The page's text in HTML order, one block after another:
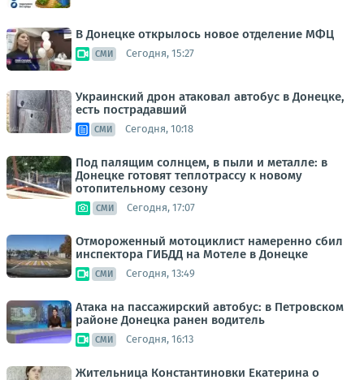
В Донецке открылось новое отделение МФЦ
СМИ Сегодня, 15:27
Украинский дрон атаковал автобус в Донецке,
есть пострадавший
СМИ Сегодня, 10:18
Под палящим солнцем, в пыли и металле: в
Донецке готовят теплотрассу к новому
отопительному сезону
СМИ Сегодня, 17:07
Отмороженный мотоциклист намеренно сбил
инспектора ГИБДД на Мотеле в Донецке
СМИ Сегодня, 13:49
Атака на пассажирский автобус: в Петровском
районе Донецка ранен водитель
СМИ Сегодня, 16:13
Жительница Константиновки Екатерина о